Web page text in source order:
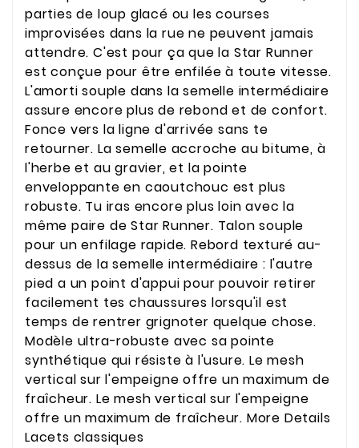
parties de loup glacé ou les courses
improvisées dans la rue ne peuvent jamais
attendre. C'est pour ça que la Star Runner
est conçue pour être enfilée à toute vitesse.
L'amorti souple dans la semelle intermédiaire
assure encore plus de rebond et de confort.
Fonce vers la ligne d'arrivée sans te
retourner. La semelle accroche au bitume, à
l'herbe et au gravier, et la pointe
enveloppante en caoutchouc est plus
robuste. Tu iras encore plus loin avec la
même paire de Star Runner. Talon souple
pour un enfilage rapide. Rebord texturé au-
dessus de la semelle intermédiaire : l'autre
pied a un point d'appui pour pouvoir retirer
facilement tes chaussures lorsqu'il est
temps de rentrer grignoter quelque chose.
Modèle ultra-robuste avec sa pointe
synthétique qui résiste à l'usure. Le mesh
vertical sur l'empeigne offre un maximum de
fraîcheur. Le mesh vertical sur l'empeigne
offre un maximum de fraîcheur. More Details
Lacets classiques